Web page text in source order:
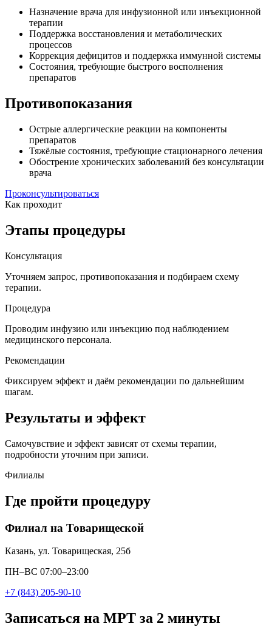
Назначение врача для инфузионной или инъекционной
терапии
Поддержка восстановления и метаболических
процессов
Коррекция дефицитов и поддержка иммунной системы
Состояния, требующие быстрого восполнения
препаратов
Противопоказания
Острые аллергические реакции на компоненты
препаратов
Тяжёлые состояния, требующие стационарного лечения
Обострение хронических заболеваний без консультации
врача
Проконсультироваться
Как проходит
Этапы процедуры
Консультация
Уточняем запрос, противопоказания и подбираем схему
терапии.
Процедура
Проводим инфузию или инъекцию под наблюдением
медицинского персонала.
Рекомендации
Фиксируем эффект и даём рекомендации по дальнейшим
шагам.
Результаты и эффект
Самочувствие и эффект зависят от схемы терапии,
подробности уточним при записи.
Филиалы
Где пройти процедуру
Филиал на Товарищеской
Казань, ул. Товарищеская, 25б
ПН–ВС 07:00–23:00
+7 (843) 205-90-10
Записаться на МРТ за 2 минуты